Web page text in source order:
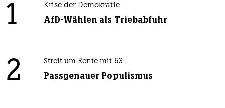
1 Krise der Demokratie
AfD-Wählen als Triebabfuhr
2 Streit um Rente mit 63
Passgenauer Populismus